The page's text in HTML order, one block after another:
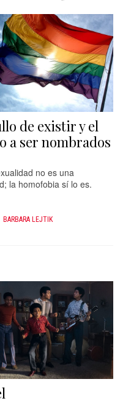
de existir y el
a ser nombrados
no es una
la homofobia sí lo es.
BARBARA LEJTIK